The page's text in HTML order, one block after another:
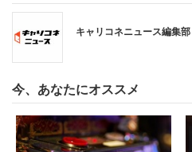
キャリコネニュース編集部
今、あなたにオススメ